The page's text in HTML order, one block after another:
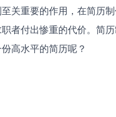
关重要的作用，在简历
者付出惨重的代价。简
高水平的简历呢？